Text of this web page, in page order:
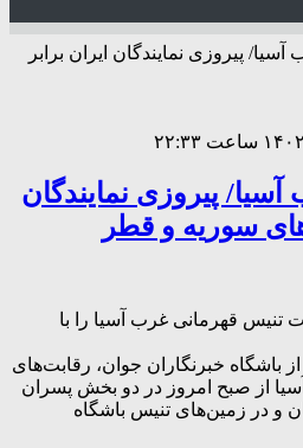
پیروزی نمایندگان ایران برابر
پیروزی نمایندگان
سوریه و قطر
تنیس قهرمانی غرب آسیا را با
باشگاه خبرنگاران جوان، رقابت‌های
سال غرب آسیا از صبح امروز در دو بخش پسران
و در زمین‌های تنیس باشگاه